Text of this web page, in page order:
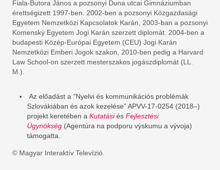
Fiala-Butora János a pozsonyi Duna utcai Gimnáziumban
érettségizett 1997-ben. 2002-ben a pozsonyi Közgazdasági
Egyetem Nemzetközi Kapcsolatok Karán, 2003-ban a pozsonyi
Komenský Egyetem Jogi Karán szerzett diplomát. 2004-ben a
budapesti Közép-Európai Egyetem (CEU) Jogi Karán
Nemzetközi Emberi Jogok szakon, 2010-ben pedig a Harvard
Law School-on szerzett mesterszakos jogászdiplomát (LL.
M.).
Az előadást a “Nyelvi és kommunikációs problémák
Szlovákiában és azok kezelése” APVV-17-0254 (2018–)
projekt keretében a Kutatásiés Fejlesztési
Ügynökség (Agentúra na podporu výskumu a vývoja)
támogatta.
© Magyar Interaktív Televízió.